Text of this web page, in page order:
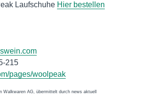
Laufschuhe Hier bestellen
215
pages/woolpeak
Walkwaren AG, übermittelt durch news aktuell